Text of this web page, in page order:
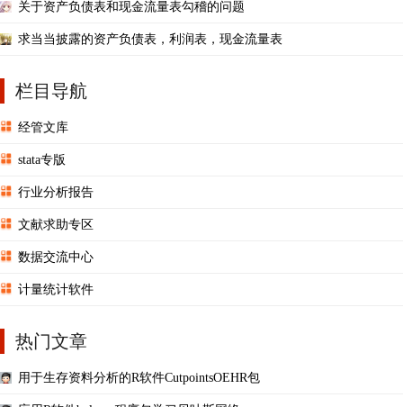
关于资产负债表和现金流量表勾稽的问题
求当当披露的资产负债表，利润表，现金流量表
栏目导航
经管文库
stata专版
行业分析报告
文献求助专区
数据交流中心
计量统计软件
热门文章
用于生存资料分析的R软件CutpointsOEHR包